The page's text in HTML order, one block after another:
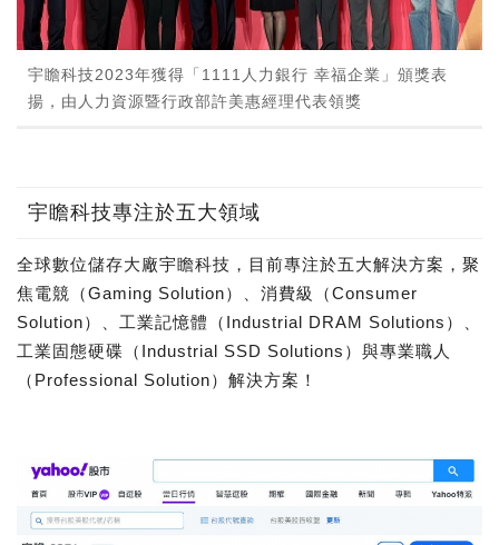
宇瞻科技2023年獲得「1111人力銀行 幸福企業」頒獎表
揚，由人力資源暨行政部許美惠經理代表領獎
宇瞻科技專注於五大領域
全球數位儲存大廠宇瞻科技，目前專注於五大解決方案，聚
焦電競（Gaming Solution）、消費級（Consumer
Solution）、工業記憶體（Industrial DRAM Solutions）、
工業固態硬碟（Industrial SSD Solutions）與專業職人
（Professional Solution）解決方案！